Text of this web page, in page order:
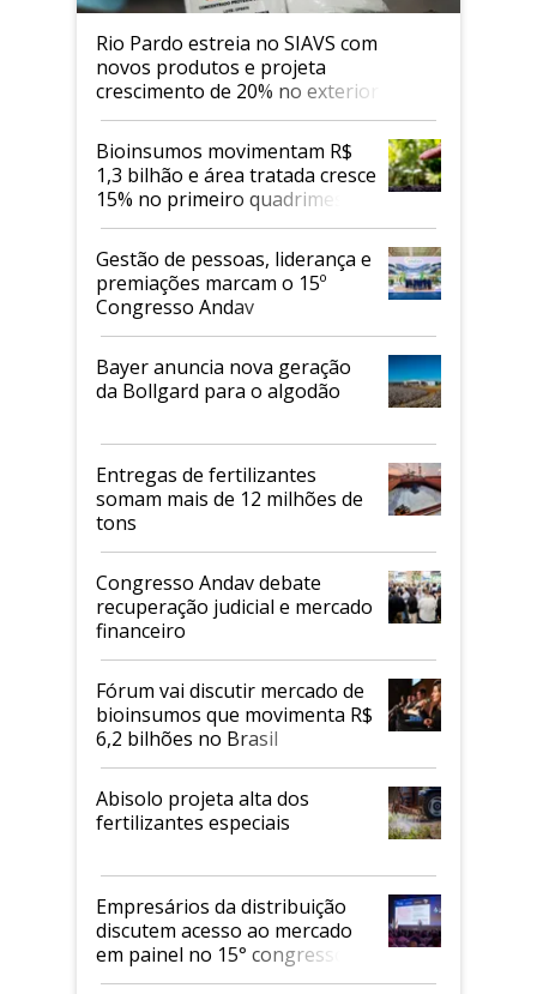
Rio Pardo estreia no SIAVS com
novos produtos e projeta
crescimento de 20% no exterior
Bioinsumos movimentam R$
1,3 bilhão e área tratada cresce
15% no primeiro quadrimestre
de 2026
Gestão de pessoas, liderança e
premiações marcam o 15º
Congresso Andav
Bayer anuncia nova geração
da Bollgard para o algodão
Entregas de fertilizantes
somam mais de 12 milhões de
tons
Congresso Andav debate
recuperação judicial e mercado
financeiro
Fórum vai discutir mercado de
bioinsumos que movimenta R$
6,2 bilhões no Brasil
Abisolo projeta alta dos
fertilizantes especiais
Empresários da distribuição
discutem acesso ao mercado
em painel no 15° congresso
Andav